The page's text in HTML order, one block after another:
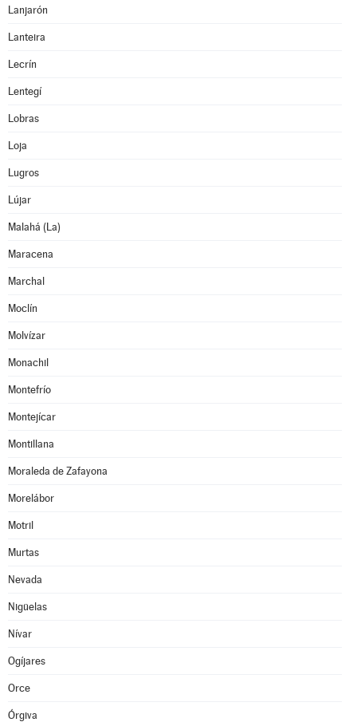
Lanjarón
Lanteira
Lecrín
Lentegí
Lobras
Loja
Lugros
Lújar
Malahá (La)
Maracena
Marchal
Moclín
Molvízar
Monachil
Montefrío
Montejícar
Montillana
Moraleda de Zafayona
Morelábor
Motril
Murtas
Nevada
Nigüelas
Nívar
Ogíjares
Orce
Órgiva